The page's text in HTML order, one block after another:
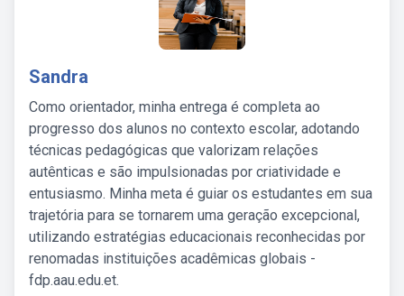
Sandra
Como orientador, minha entrega é completa ao
progresso dos alunos no contexto escolar, adotando
técnicas pedagógicas que valorizam relações
autênticas e são impulsionadas por criatividade e
entusiasmo. Minha meta é guiar os estudantes em sua
trajetória para se tornarem uma geração excepcional,
utilizando estratégias educacionais reconhecidas por
renomadas instituições acadêmicas globais -
fdp.aau.edu.et.